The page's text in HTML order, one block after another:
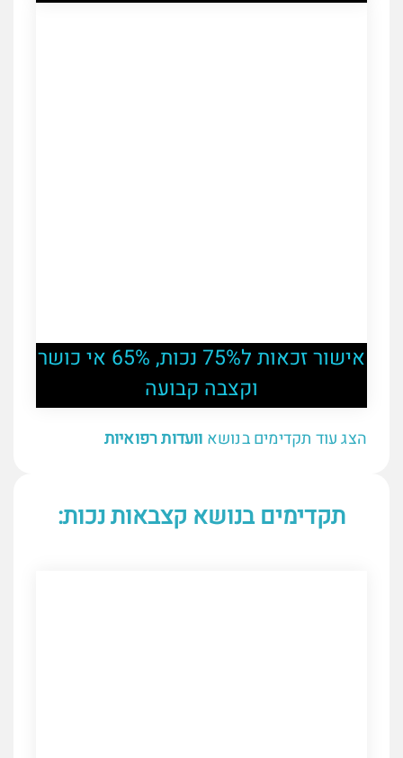
אישור זכאות ל75% נכות, 65% אי כושר
וקצבה קבועה
הצג עוד תקדימים בנושא וועדות רפואיות
תקדימים בנושא קצבאות נכות: